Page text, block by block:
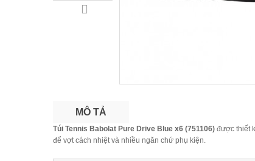
MÔ TẢ
Túi Tennis Babolat Pure Drive Blue x6 (751106) được thiết
để vợt cách nhiệt và nhiều ngăn chứ phụ kiện.